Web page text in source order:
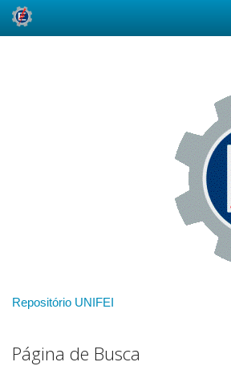
Repositório UNIFEI
Página de Busca